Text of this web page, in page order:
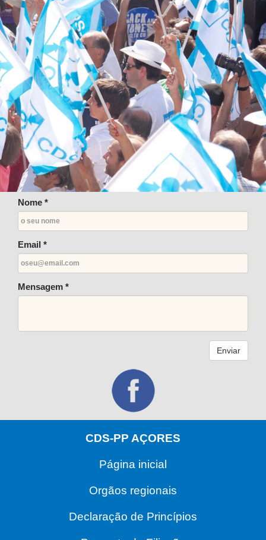
Nome *
Email *
Mensagem *
Enviar
CDS-PP AÇORES
Página inicial
Orgãos regionais
Declaração de Princípios